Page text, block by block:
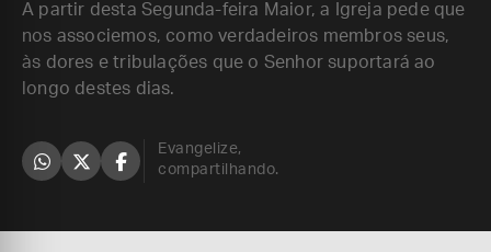
A partir desta Segunda-feira Maior, a Igreja pede que
nos associemos, como verdadeiros membros seus,
às dores e tribulações que o Senhor suportará ao
longo destes dias.
Evangelize,
compartilhando.